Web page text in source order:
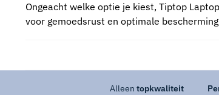
Ongeacht welke optie je kiest, Tiptop
voor gemoedsrust en optimale
Alleen topkwaliteit